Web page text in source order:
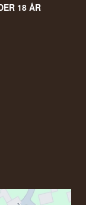
Mildt krydret
inde i kolonnen
De skal skiftes med
metallet langsomt
18 ÅR